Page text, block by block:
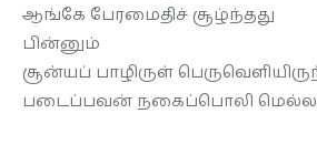
ஆங்கே பேரமைதிச் சூழ்ந்தது
பின்னும்
சூன்யப் பாழிருள்
படைப்பவன் நகைப்பொலி மெல்ல